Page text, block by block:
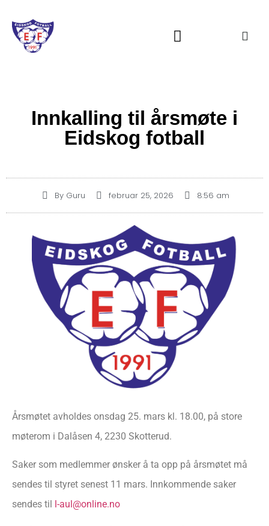
Innkalling til årsmøte i
Eidskog fotball
ByGuru februar 25, 2026 8:56 am
Årsmøtet avholdes onsdag 25. mars kl. 18.00, på store
møterom i Dalåsen 4, 2230 Skotterud.
Saker som medlemmer ønsker å ta opp på årsmøtet må
sendes til styret senest 11 mars. Innkommende saker
sendes til l-aul@online.no